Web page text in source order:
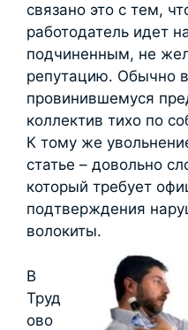
связано это с тем,
работодатель идет
подчиненным, не
репутацию. Обычно в
провинившемуся
коллектив тихо по
К тому же
статье – довольно
который требует
подтверждения
волокиты.
В
Труд
ово